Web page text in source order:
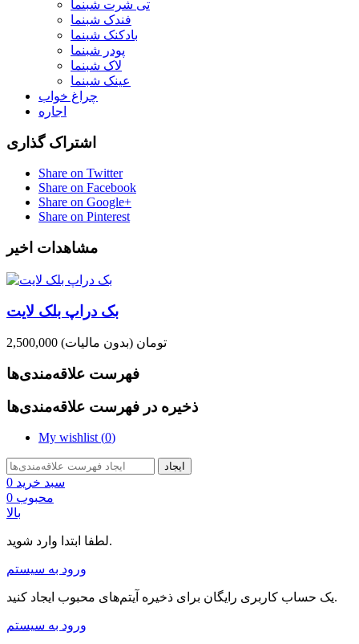
تی شرت شبنما
فندک شبنما
بادکنک شبنما
پودر شبنما
لاک شبنما
عینک شبنما
چراغ خواب
اجاره
اشتراک گذاری
Share on Twitter
Share on Facebook
Share on Google+
Share on Pinterest
مشاهدات اخیر
بک دراپ بلک لایت
2,500,000 تومان (بدون مالیات)
فهرست علاقه‌مندی‌ها
ذخیره در فهرست علاقه‌مندی‌ها
My wishlist (0)
ایجاد
سبد خرید 0
محبوب 0
بالا
لطفا ابتدا وارد شوید.
ورود به سیستم
یک حساب کاربری رایگان برای ذخیره آیتم‌های محبوب ایجاد کنید.
ورود به سیستم